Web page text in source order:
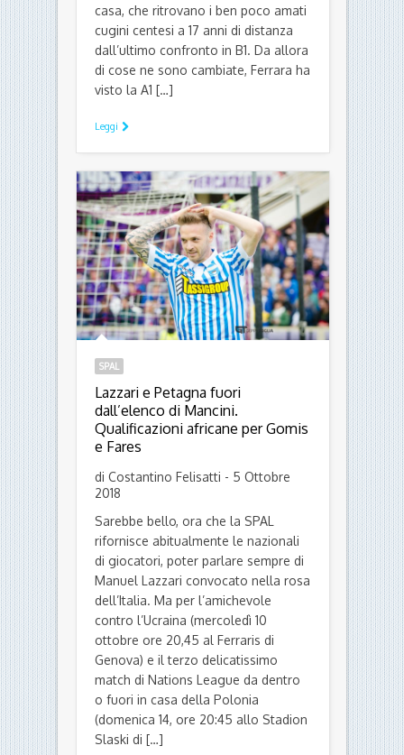
casa, che ritrovano i ben poco amati
cugini centesi a 17 anni di distanza
dall’ultimo confronto in B1. Da allora
di cose ne sono cambiate, Ferrara ha
visto la A1 […]
Leggi
SPAL
Lazzari e Petagna fuori
dall’elenco di Mancini.
Qualificazioni africane per Gomis
e Fares
di Costantino Felisatti - 5 Ottobre
2018
Sarebbe bello, ora che la SPAL
rifornisce abitualmente le nazionali
di giocatori, poter parlare sempre di
Manuel Lazzari convocato nella rosa
dell’Italia. Ma per l’amichevole
contro l’Ucraina (mercoledì 10
ottobre ore 20,45 al Ferraris di
Genova) e il terzo delicatissimo
match di Nations League da dentro
o fuori in casa della Polonia
(domenica 14, ore 20:45 allo Stadion
Slaski di […]